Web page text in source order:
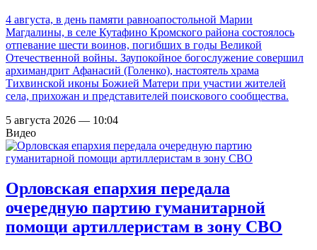
4 августа, в день памяти равноапостольной Марии
Магдалины, в селе Кутафино Кромского района состоялось
отпевание шести воинов, погибших в годы Великой
Отечественной войны. Заупокойное богослужение совершил
архимандрит Афанасий (Голенко), настоятель храма
Тихвинской иконы Божией Матери при участии жителей
села, прихожан и представителей поискового сообщества.
5 августа 2026 — 10:04
Видео
Орловская епархия передала
очередную партию гуманитарной
помощи артиллеристам в зону СВО